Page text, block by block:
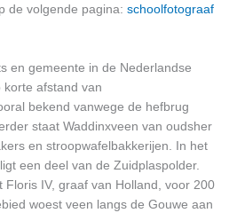
de volgende pagina: schoolfotograaf
en gemeente in de Nederlandse
korte afstand van
bekend vanwege de hefbrug
staat Waddinxveen van oudsher
en stroopwafelbakkerijen. In het
een deel van de Zuidplaspolder.
Floris IV, graaf van Holland, voor 200
woest veen langs de Gouwe aan